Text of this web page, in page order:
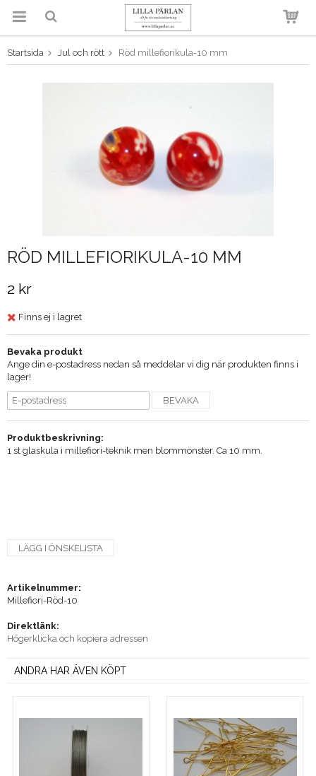
Produkten har blivit tillagd i
varukorgen
Startsida Jul och rött Röd millefiorikula-10 mm
RÖD MILLEFIORIKULA-10 MM
2 kr
Finns ej i lagret
Bevaka produkt
Ange din e-postadress nedan så meddelar vi dig när produkten finns i
lager!
BEVAKA
Produktbeskrivning:
1 st glaskula i millefiori-teknik men blommönster. Ca 10 mm.
LÄGG I ÖNSKELISTA
Artikelnummer:
Millefiori-Röd-10
Direktlänk:
Högerklicka och kopiera adressen
ANDRA HAR ÄVEN KÖPT